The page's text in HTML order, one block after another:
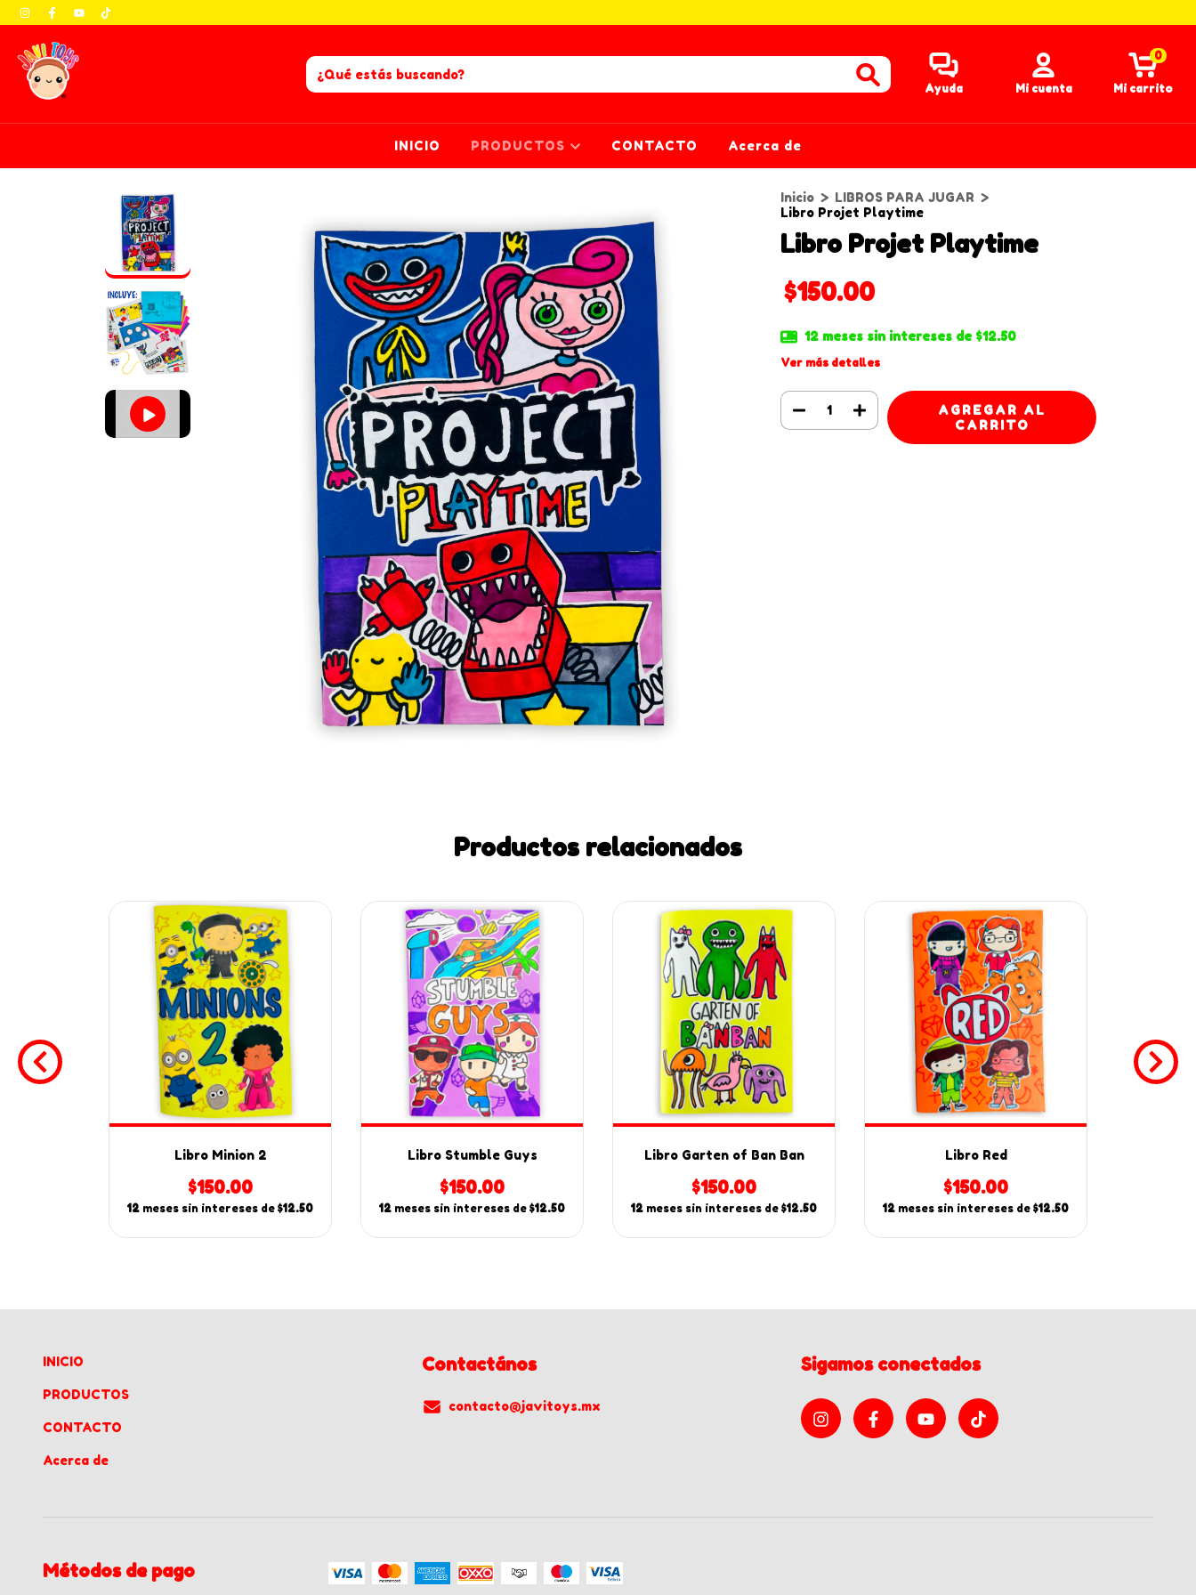
Ayuda Mi cuenta Mi carrito
0
INICIO PRODUCTOS CONTACTO Acerca de
Inicio > LIBROS PARA JUGAR >
Libro Projet Playtime
Libro Projet Playtime
$150.00
12 meses sin intereses de $12.50
Ver más detalles
Productos relacionados
Libro Minion 2
$150.00
12 meses sin intereses de $12.50
Libro Stumble Guys
$150.00
12 meses sin intereses de $12.50
Libro Garten of Ban Ban
$150.00
12 meses sin intereses de $12.50
Libro Red
$150.00
12 meses sin intereses de $12.50
INICIO
PRODUCTOS
CONTACTO
Acerca de
Contactános
contacto@javitoys.mx
Sigamos conectados
Métodos de pago